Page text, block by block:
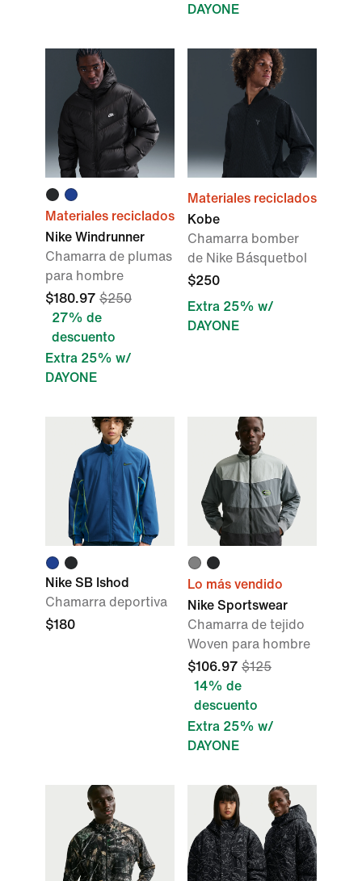
DAYONE
Materiales reciclados
Nike Windrunner
Chamarra de plumas
para hombre
$180.97 $250
27% de
descuento
Extra 25% w/
DAYONE
Materiales reciclados
Kobe
Chamarra bomber
de Nike Básquetbol
$250
Extra 25% w/
DAYONE
Nike SB Ishod
Chamarra deportiva
$180
Lo más vendido
Nike Sportswear
Chamarra de tejido
Woven para hombre
$106.97 $125
14% de
descuento
Extra 25% w/
DAYONE